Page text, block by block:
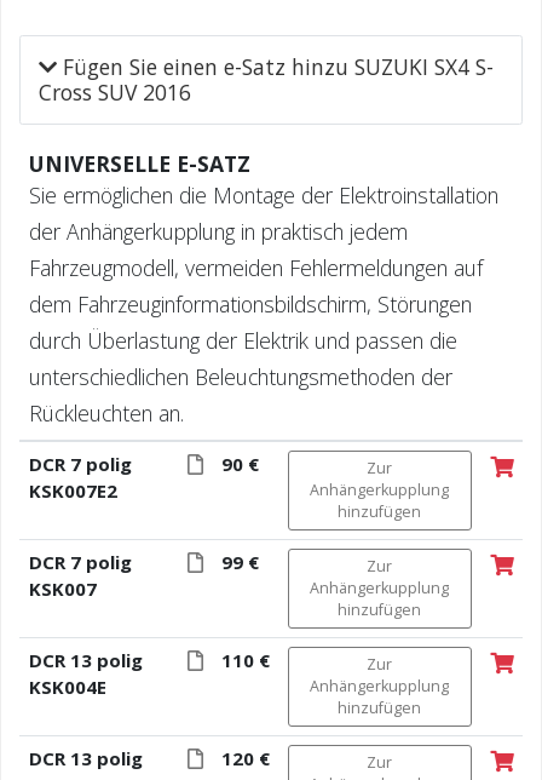
Fügen Sie einen e-Satz hinzu SUZUKI SX4 S-
Cross SUV 2016
UNIVERSELLE E-SATZ
Sie ermöglichen die Montage der Elektroinstallation
der Anhängerkupplung in praktisch jedem
Fahrzeugmodell, vermeiden Fehlermeldungen auf
dem Fahrzeuginformationsbildschirm, Störungen
durch Überlastung der Elektrik und passen die
unterschiedlichen Beleuchtungsmethoden der
Rückleuchten an.
DCR 7 polig
KSK007E2
90 €
Zur
Anhängerkupplung
hinzufügen
DCR 7 polig
KSK007
99 €
Zur
Anhängerkupplung
hinzufügen
DCR 13 polig
KSK004E
110 €
Zur
Anhängerkupplung
hinzufügen
DCR 13 polig
120 €
Zur